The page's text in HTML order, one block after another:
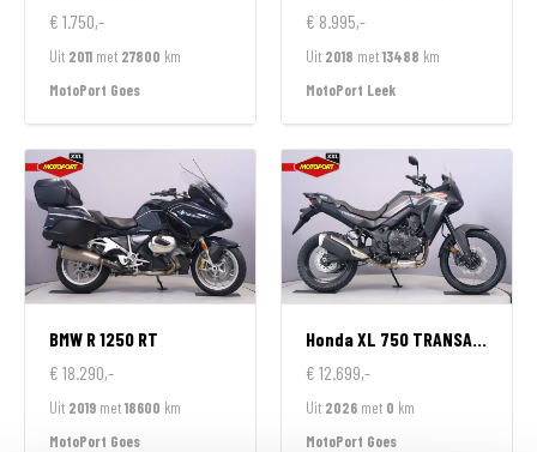
€ 1.750,-
Uit 2011 met 27800 km
MotoPort Goes
€ 8.995,-
Uit 2018 met13488 km
MotoPort Leek
BMW R 1250 RT
€ 18.290,-
Uit 2019 met18600 km
MotoPort Goes
HondaXL 750 TRANSALP
€ 12.699,-
Uit 2026 met 0 km
MotoPort Goes